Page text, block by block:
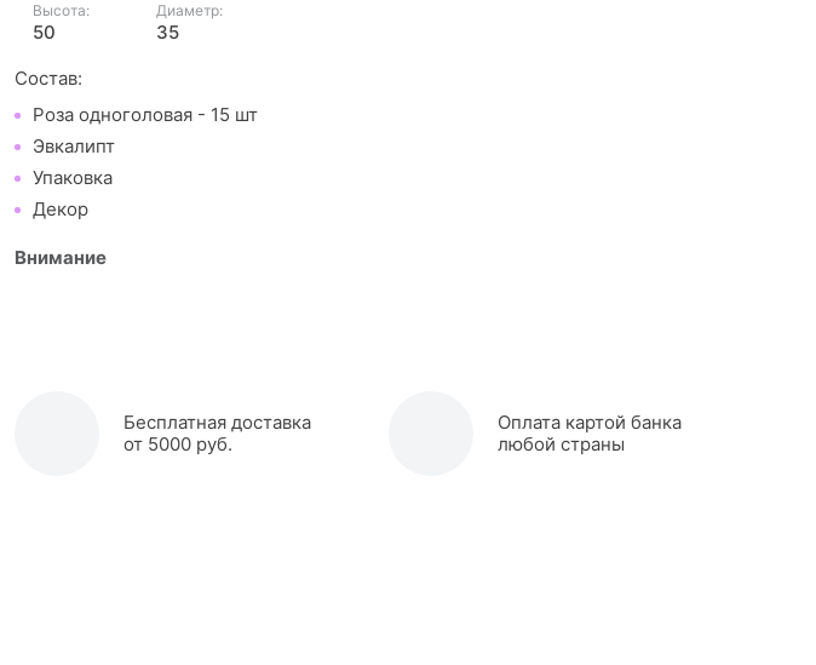
Высота:
50
Диаметр:
35
Состав:
Роза одноголовая - 15 шт
Эвкалипт
Упаковка
Декор
Внимание
Бесплатная доставка
от 5000 руб.
Оплата картой банка
любой страны